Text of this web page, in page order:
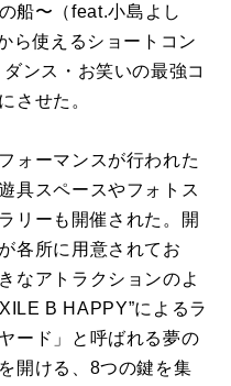
船〜（feat.小島よし
ら使えるショートコン
ンス・お笑いの最強コ
させた。
ォーマンスが行われた
具スペースやフォトス
リーも開催された。開
各所に用意されてお
なアトラクションのよ
B HAPPY”によるラ
ード」と呼ばれる夢の
開ける、8つの鍵を集